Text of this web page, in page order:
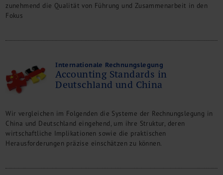
zunehmend die Qualität von Führung und Zusammenarbeit in den
Fokus
Internationale Rechnungslegung
Accounting Standards in
Deutschland und China
Wir vergleichen im Folgenden die Systeme der Rechnungslegung in
China und Deutschland eingehend, um ihre Struktur, deren
wirtschaftliche Implikationen sowie die praktischen
Herausforderungen präzise einschätzen zu können.